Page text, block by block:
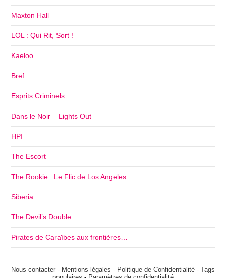
Maxton Hall
LOL : Qui Rit, Sort !
Kaeloo
Bref.
Esprits Criminels
Dans le Noir – Lights Out
HPI
The Escort
The Rookie : Le Flic de Los Angeles
Siberia
The Devil’s Double
Pirates de Caraïbes aux frontières…
Nous contacter - Mentions légales - Politique de Confidentialité - Tags